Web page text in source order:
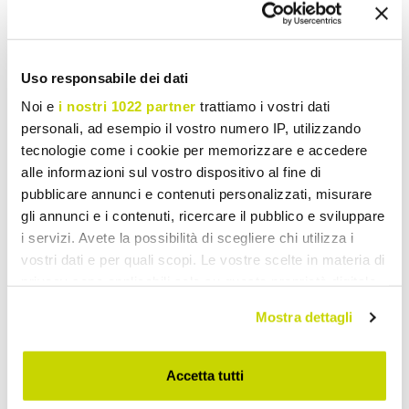
Uso responsabile dei dati
Noi e i nostri 1022 partner trattiamo i vostri dati
personali, ad esempio il vostro numero IP, utilizzando
tecnologie come i cookie per memorizzare e accedere
alle informazioni sul vostro dispositivo al fine di
pubblicare annunci e contenuti personalizzati, misurare
gli annunci e i contenuti, ricercare il pubblico e sviluppare
i servizi. Avete la possibilità di scegliere chi utilizza i
vostri dati e per quali scopi. Le vostre scelte in materia di
modificare o revocare il proprio consenso in qualsiasi
momento dalla Dichiarazione sui cookie o facendo clic
sull'icona di attivazione della privacy.
Mostra dettagli
Accetta tutti
VIADURINI TAPS
Brass basin mixer with
ABS hand shower Made in
Italy - Kalid
£ 218,58 £ 273,22 - 20%
VIADURINI TAPS
Adjustable Hose and Hand
Shower Made in Italy -
£ 265,78 £ 332,22